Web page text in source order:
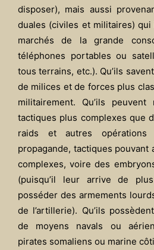
disposer), mais aussi
duales (civiles et militaires)
marchés de la grande
téléphones portables ou
tous terrains, etc.). Qu’ils
de milices et de forces plus
militairement. Qu’ils
tactiques plus complexes que
raids et autres
propagande, tactiques pouvant
complexes, voire des
(puisqu’il leur arrive de
posséder des armements
de l’artillerie). Qu’ils
de moyens navals ou
pirates somaliens ou marine